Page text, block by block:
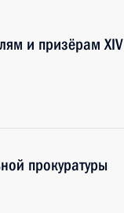
и призёрам ХIV
прокуратуры